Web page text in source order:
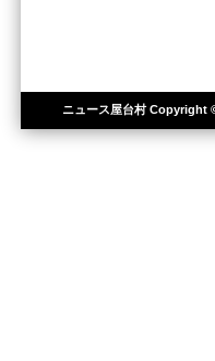
ニュース屋台村Copyright